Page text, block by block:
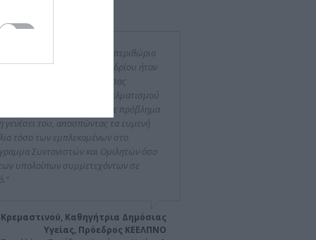
το γεγονός ότι το χρονικό περιθώριο
του εφετινού Συνεδρίου ήταν
βραχύ, οι συνεργάτες σας
υψηλό επίπεδο επαγγελματισμού
ευσυνειδησίας λύνοντας κάθε πρόβλημα
γενέσει του, αποσπώντας τα ευμενή
τόσο των εμπλεκομένων στο
Συντονιστών και Ομιλητών όσο
υπολοίπων συμμετεχόντων σε
Κρεμαστινού, Καθηγήτρια Δημόσιας
Υγείας, Πρόεδρος ΚΕΕΛΠΝΟ